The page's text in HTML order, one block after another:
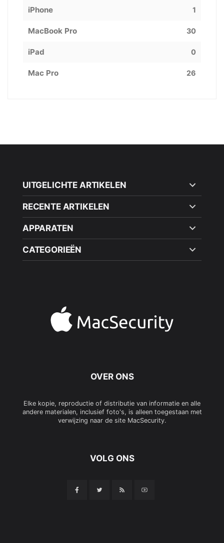
iPhone 1
MacBook Pro 30
iPad 0
Mac Pro 26
UITGELICHTE ARTIKELEN
RECENTE ARTIKELEN
APPARATEN
CATEGORIEËN
OVER ONS
Elke kopie, reproductie of distributie van informatie en alle
andere materialen, inclusief foto's, is alleen toegestaan met
verwijzing naar de site MacSecurity.
VOLG ONS